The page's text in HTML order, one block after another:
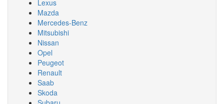
Lexus
Mazda
Mercedes-Benz
Mitsubishi
Nissan
Opel
Peugeot
Renault
Saab
Skoda